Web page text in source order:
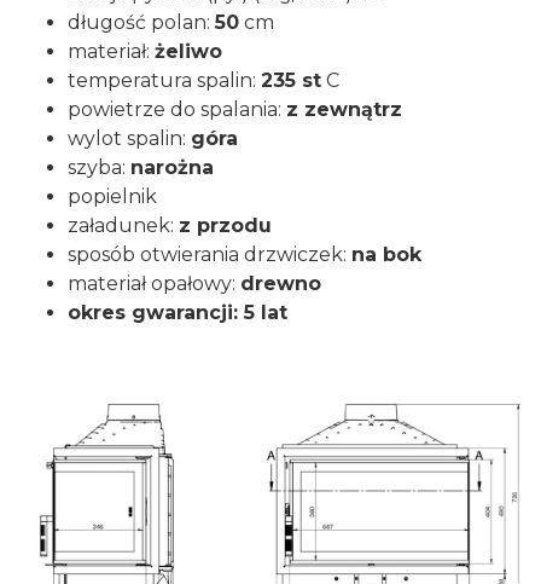
długość polan:50 cm
materiał: żeliwo
temperatura spalin: 235 st C
powietrze do spalania: z zewnątrz
wylot spalin: góra
szyba: narożna
popielnik
załadunek: z przodu
sposób otwierania drzwiczek: na bok
materiał opałowy: drewno
okres gwarancji: 5 lat